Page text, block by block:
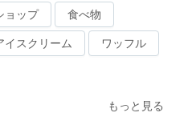
ョップ 食べ物
イスクリーム ワッフル
もっと見る